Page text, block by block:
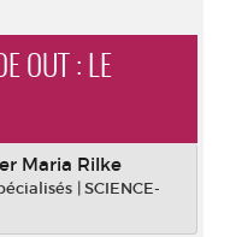
OUT : LE
Maria Rilke
|SCIENCE-